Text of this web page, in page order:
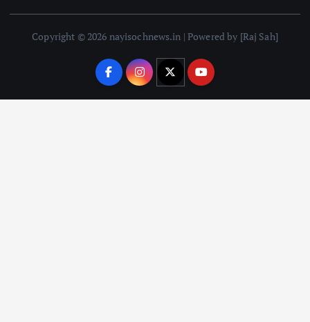
Copyright © 2026 nayisochnews.in | Powered by [Raj Sah]